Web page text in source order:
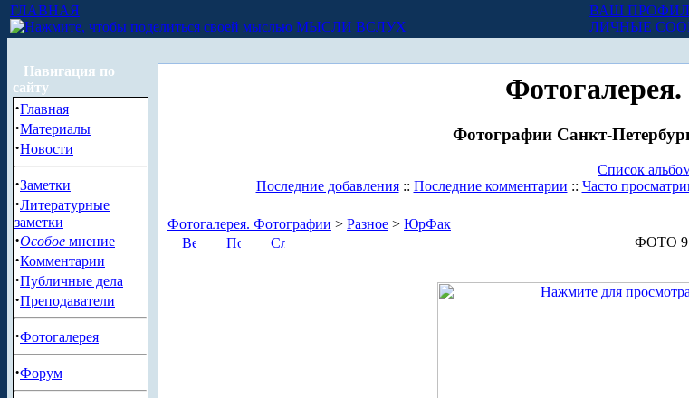
ГЛАВНАЯ
МЫСЛИ ВСЛУХ
ВАШ
ЛИЧНЫЕ
Навигация по
сайту
·Главная
·Материалы
·Новости
·Заметки
·Литературные
заметки
·Особое мнение
·Комментарии
·Публичные дела
·Преподаватели
·Фотогалерея
·Форум
Фотографии Санкт-
Список
Последние добавления:: Последние комментарии :: Часто
Фотогалерея. Фотографии > Разное > ЮрФак
ФОТО 9